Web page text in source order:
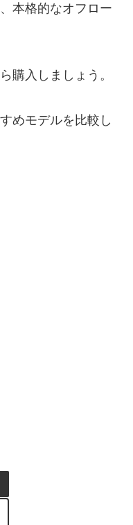
本格的なオフロー
購入しましょう。
めモデルを比較し